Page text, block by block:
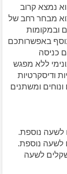
נמצא קרוב
מבחר רחב של
ובמקומות
באפשרותכם
כניסה
ללא מפגש
ודיסקרטיות
ומשתנים
בוטיק - 300 שקלים לשעתיים, 50 שקלים לשעה